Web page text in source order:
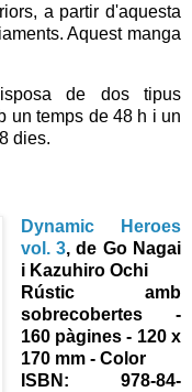
a partir d'aquesta
Aquest manga
de dos tipus
un temps de 48 h i un
dies.
Dynamic Heroes
vol. 3, de Go Nagai
i Kazuhiro Ochi
Rústic amb
sobrecobertes -
160 pàgines - 120 x
170 mm - Color
ISBN: 978-84-